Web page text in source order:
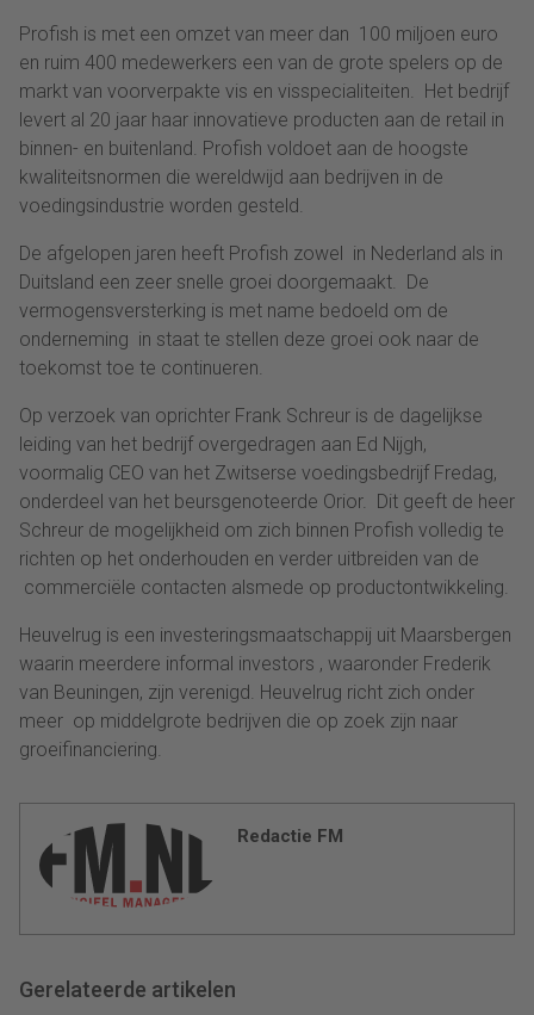
Profish is met een omzet van meer dan 100 miljoen euro
en ruim 400 medewerkers een van de grote spelers op de
markt van voorverpakte vis en visspecialiteiten. Het bedrijf
levert al 20 jaar haar innovatieve producten aan de retail in
binnen- en buitenland. Profish voldoet aan de hoogste
kwaliteitsnormen die wereldwijd aan bedrijven in de
voedingsindustrie worden gesteld.
De afgelopen jaren heeft Profish zowel in Nederland als in
Duitsland een zeer snelle groei doorgemaakt. De
vermogensversterking is met name bedoeld om de
onderneming in staat te stellen deze groei ook naar de
toekomst toe te continueren.
Op verzoek van oprichter Frank Schreur is de dagelijkse
leiding van het bedrijf overgedragen aan Ed Nijgh,
voormalig CEO van het Zwitserse voedingsbedrijf Fredag,
onderdeel van het beursgenoteerde Orior. Dit geeft de heer
Schreur de mogelijkheid om zich binnen Profish volledig te
richten op het onderhouden en verder uitbreiden van de
commerciële contacten alsmede op productontwikkeling.
Heuvelrug is een investeringsmaatschappij uit Maarsbergen
waarin meerdere informal investors , waaronder Frederik
van Beuningen, zijn verenigd. Heuvelrug richt zich onder
meer op middelgrote bedrijven die op zoek zijn naar
groeifinanciering.
Redactie FM
Gerelateerde artikelen